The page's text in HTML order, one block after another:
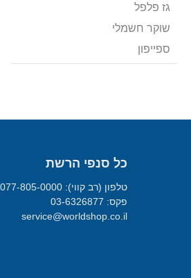
גז פלפל
שוקר חשמלי
ספייפון
כל סנפי הרשת
טלפון (רב קווי): 077-805-0000
פקס: 03-6326877
service@worldshop.co.il